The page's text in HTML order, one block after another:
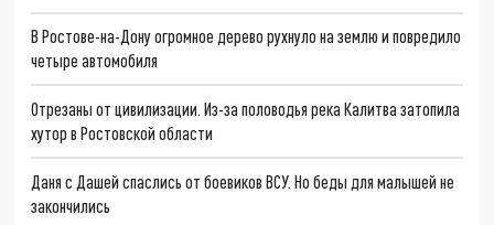
В Ростове-на-Дону огромное дерево рухнуло на землю и повредило
четыре автомобиля
Отрезаны от цивилизации. Из-за половодья река Калитва затопила
хутор в Ростовской области
Даня с Дашей спаслись от боевиков ВСУ. Но беды для малышей не
закончились